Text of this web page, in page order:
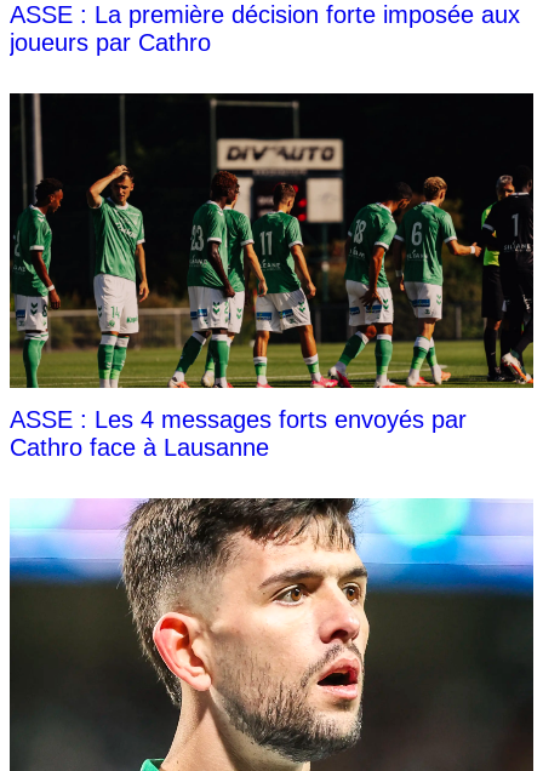
ASSE : La première décision forte imposée aux
joueurs par Cathro
ASSE : Les 4 messages forts envoyés par
Cathro face à Lausanne